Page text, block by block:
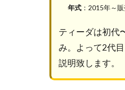
年式：2015年～販
ティーダは初代
み。よって2代
説明致します。